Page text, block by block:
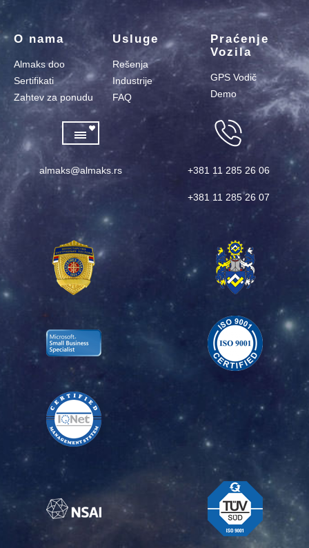
O nama
Almaks doo
Sertifikati
Zahtev za ponudu
Usluge
Rešenja
Industrije
FAQ
Praćenje
Vozila
GPS Vodič
Demo
almaks@almaks.rs +381 11 285 26 06
+381 11 285 26 07